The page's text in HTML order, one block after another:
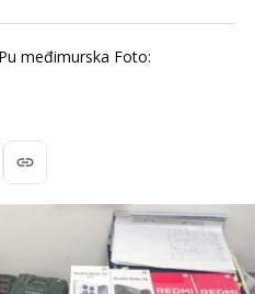
međimurska Foto: